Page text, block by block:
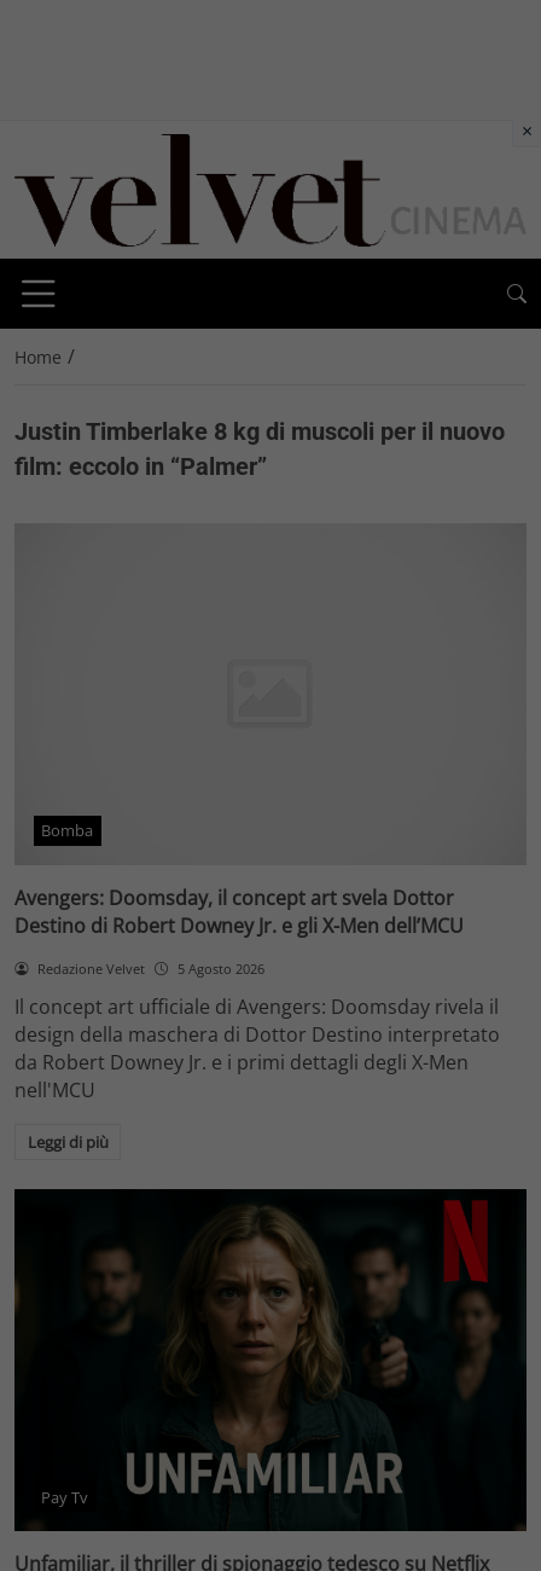
Home /
Justin Timberlake 8 kg di muscoli per il nuovo
film: eccolo in “Palmer”
Bomba
Avengers: Doomsday, il concept art svela Dottor
Destino di Robert Downey Jr. e gli X-Men dell’MCU
Redazione Velvet 5 Agosto 2026
Il concept art ufficiale di Avengers: Doomsday rivela il
design della maschera di Dottor Destino interpretato
da Robert Downey Jr. e i primi dettagli degli X-Men
nell'MCU
Leggi di più
Pay Tv
Unfamiliar, il thriller di spionaggio tedesco su Netflix
×